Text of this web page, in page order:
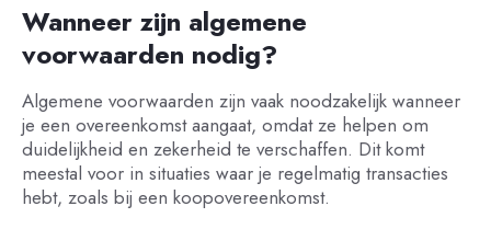
Wanneer zijn algemene
voorwaarden nodig?
Algemene voorwaarden zijn vaak noodzakelijk wanneer
je een overeenkomst aangaat, omdat ze helpen om
duidelijkheid en zekerheid te verschaffen. Dit komt
meestal voor in situaties waar je regelmatig transacties
hebt, zoals bij een koopovereenkomst.